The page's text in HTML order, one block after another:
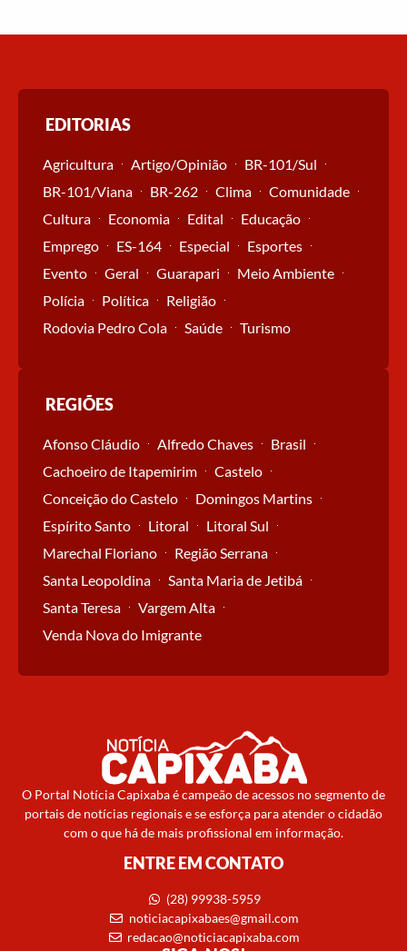
EDITORIAS
Agricultura Artigo/Opinião
BR-101/Sul
BR-101/Viana
BR-262 Clima
Comunidade
Cultura
Economia Edital
Educação
Emprego
ES-164 Especial
Esportes
Evento
Geral Guarapari
Meio Ambiente
Polícia
Política
Religião
Rodovia Pedro Cola
Saúde Turismo
REGIÕES
Afonso Cláudio Alfredo Chaves
Brasil
Cachoeiro de Itapemirim
Castelo
Conceição do Castelo
Domingos Martins
Espírito Santo
Litoral
Litoral Sul
Marechal Floriano
Região Serrana
Santa Leopoldina
Santa Maria de Jetibá
Santa Teresa
Vargem Alta
Venda Nova do Imigrante
O Portal Notícia Capixaba é campeão de acessos no segmento de
portais de notícias regionais e se esforça para atender o cidadão
com o que há de mais profissional em informação.
ENTRE EM CONTATO
(28) 99938-5959
noticiacapixabaes@gmail.com
redacao@noticiacapixaba.com